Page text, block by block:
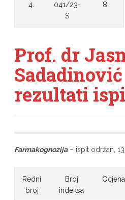
4.
041/23-
S
8
Prof. dr
rezultati
Farmakognozija – ispit održan,
Redni
broj
Broj
indeksa
Ocjena